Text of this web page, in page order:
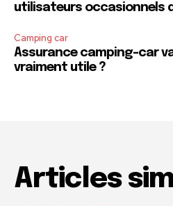
utilisateurs occasionnels
Camping car
Assurance camping-car
vraiment utile ?
Articles